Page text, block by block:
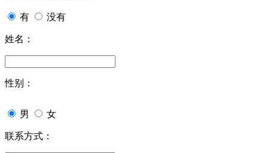
有 没有
姓名：
性别：
男 女
联系方式：